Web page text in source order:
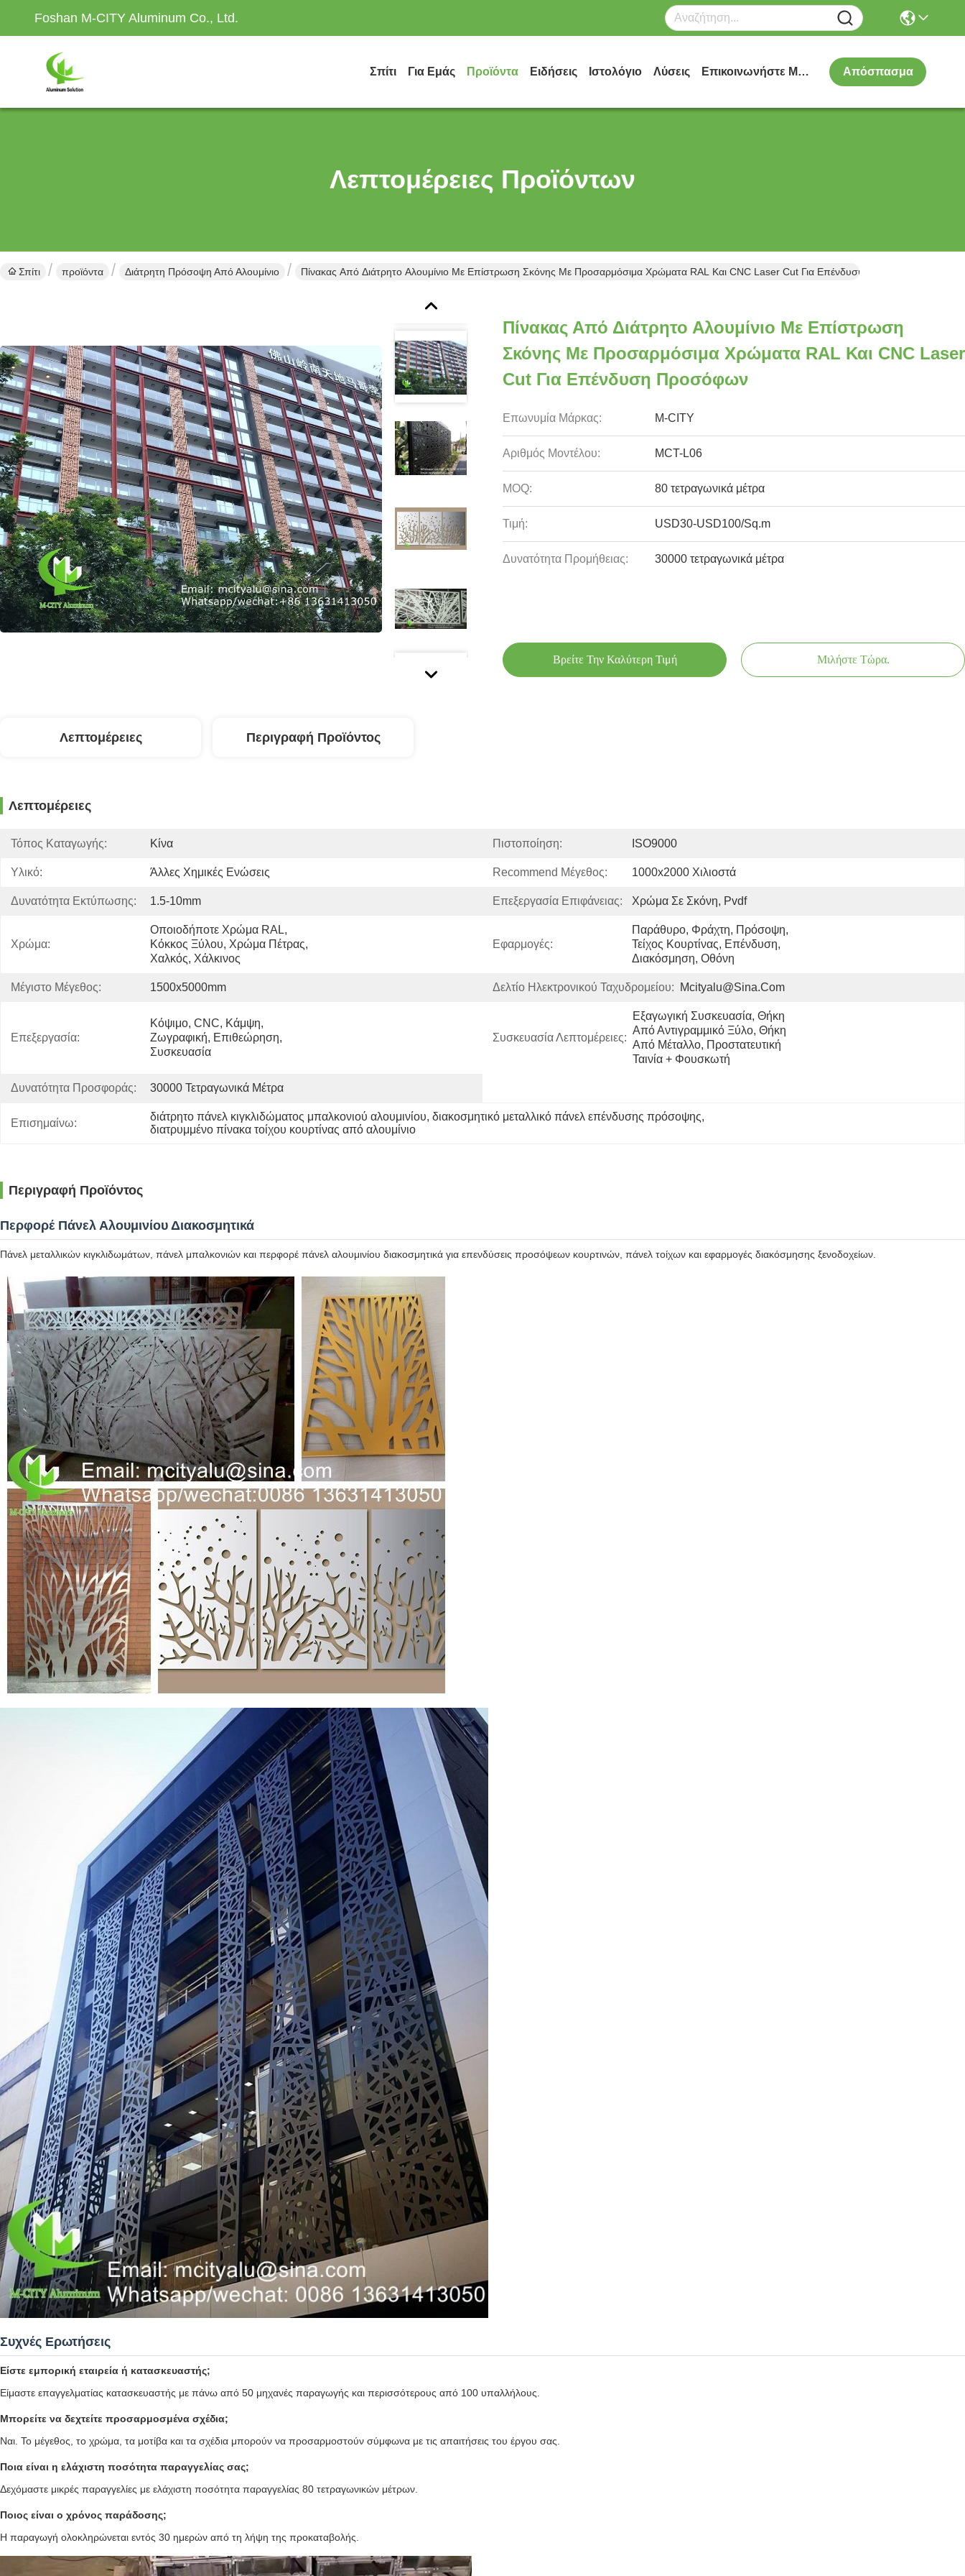
Foshan M-CITY Aluminum Co., Ltd.
Σπίτι Για Εμάς Προϊόντα Ειδήσεις Ιστολόγιο Λύσεις Επικοινωνήστε Μαζί Μας Απόσπασμα
Λεπτομέρειες Προϊόντων
Σπίτι προϊόντα Διάτρητη Πρόσοψη Από Αλουμίνιο Πίνακας Από Διάτρητο Αλουμίνιο Με Επίστρωση Σκόνης Με Προσαρμόσιμα Χρώματα RAL Και CNC Laser Cut Για Επένδυση Προσόφων
Πίνακας Από Διάτρητο Αλουμίνιο Με Επίστρωση
Σκόνης Με Προσαρμόσιμα Χρώματα RAL Και CNC Laser
Cut Για Επένδυση Προσόφων
Επωνυμία Μάρκας: M-CITY
Αριθμός Μοντέλου: MCT-L06
MOQ: 80 τετραγωνικά μέτρα
Τιμή: USD30-USD100/Sq.m
Δυνατότητα Προμήθειας: 30000 τετραγωνικά μέτρα
Βρείτε Την Καλύτερη Τιμή Μιλήστε Τώρα.
Λεπτομέρειες Περιγραφή Προϊόντος
Λεπτομέρειες
Τόπος Καταγωγής: Κίνα Πιστοποίηση: ISO9000
Υλικό: Άλλες Χημικές Ενώσεις Recommend Μέγεθος: 1000x2000 Χιλιοστά
Δυνατότητα Εκτύπωσης: 1.5-10mm Επεξεργασία Επιφάνειας: Χρώμα Σε Σκόνη, Pvdf
Χρώμα:
Οποιοδήποτε Χρώμα RAL,
Κόκκος Ξύλου, Χρώμα Πέτρας,
Χαλκός, Χάλκινος
Εφαρμογές:
Παράθυρο, Φράχτη, Πρόσοψη,
Τείχος Κουρτίνας, Επένδυση,
Διακόσμηση, Οθόνη
Μέγιστο Μέγεθος: 1500x5000mm Δελτίο Ηλεκτρονικού Ταχυδρομείου: Mcityalu@sina.com
Επεξεργασία:
Κόψιμο, CNC, Κάμψη,
Ζωγραφική, Επιθεώρηση,
Συσκευασία
Συσκευασία Λεπτομέρειες:
Εξαγωγική Συσκευασία, Θήκη
Από Αντιγραμμικό Ξύλο, Θήκη
Από Μέταλλο, Προστατευτική
Ταινία + Φουσκωτή
Δυνατότητα Προσφοράς: 30000 Τετραγωνικά Μέτρα
Επισημαίνω:
διάτρητο πάνελ κιγκλιδώματος μπαλκονιού αλουμινίου, διακοσμητικό μεταλλικό πάνελ επένδυσης πρόσοψης,
διατρυμμένο πίνακα τοίχου κουρτίνας από αλουμίνιο
Περιγραφή Προϊόντος
Περφορέ Πάνελ Αλουμινίου Διακοσμητικά
Πάνελ μεταλλικών κιγκλιδωμάτων, πάνελ μπαλκονιών και περφορέ πάνελ αλουμινίου διακοσμητικά για επενδύσεις προσόψεων κουρτινών, πάνελ τοίχων και εφαρμογές διακόσμησης ξενοδοχείων.
Συχνές Ερωτήσεις
Είστε εμπορική εταιρεία ή κατασκευαστής;
Είμαστε επαγγελματίας κατασκευαστής με πάνω από 50 μηχανές παραγωγής και περισσότερους από 100 υπαλλήλους.
Μπορείτε να δεχτείτε προσαρμοσμένα σχέδια;
Ναι. Το μέγεθος, το χρώμα, τα μοτίβα και τα σχέδια μπορούν να προσαρμοστούν σύμφωνα με τις απαιτήσεις του έργου σας.
Ποια είναι η ελάχιστη ποσότητα παραγγελίας σας;
Δεχόμαστε μικρές παραγγελίες με ελάχιστη ποσότητα παραγγελίας 80 τετραγωνικών μέτρων.
Ποιος είναι ο χρόνος παράδοσης;
Η παραγωγή ολοκληρώνεται εντός 30 ημερών από τη λήψη της προκαταβολής.